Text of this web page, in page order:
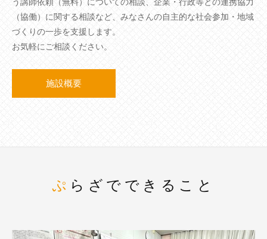
（協働）に関する相談など、みなさんの自主的な社会参加・地域
づくりの一歩を支援します。
お気軽にご相談ください。
施設概要
ぷらざでできること